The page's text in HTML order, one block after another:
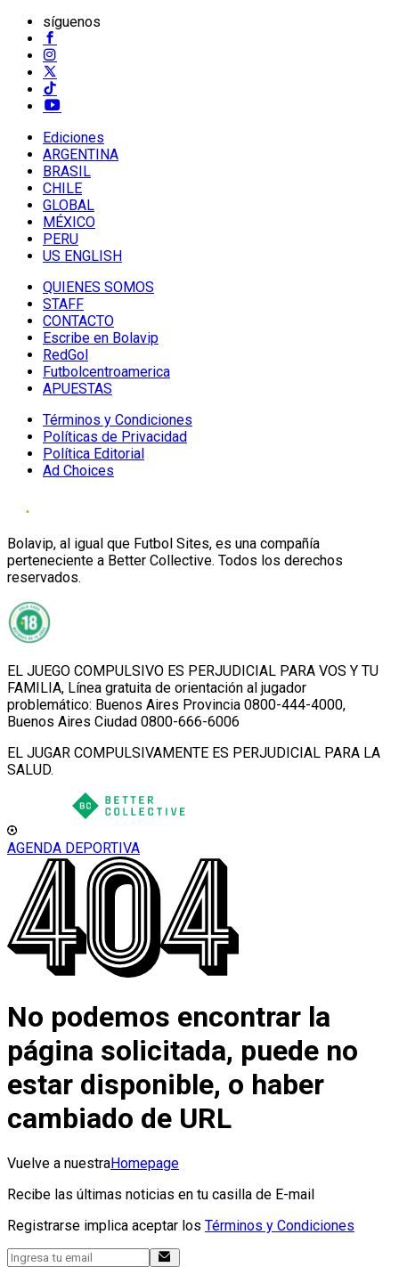
síguenos
Ediciones
ARGENTINA
BRASIL
CHILE
GLOBAL
MÉXICO
PERU
US ENGLISH
QUIENES SOMOS
STAFF
CONTACTO
Escribe en Bolavip
RedGol
Futbolcentroamerica
APUESTAS
Términos y Condiciones
Políticas de Privacidad
Política Editorial
Ad Choices
Bolavip, al igual que Futbol Sites, es una compañía
perteneciente a Better Collective. Todos los derechos
reservados.
EL JUEGO COMPULSIVO ES PERJUDICIAL PARA VOS Y TU
FAMILIA, Línea gratuita de orientación al jugador
problemático: Buenos Aires Provincia 0800-444-4000,
Buenos Aires Ciudad 0800-666-6006
EL JUGAR COMPULSIVAMENTE ES PERJUDICIAL PARA LA
SALUD.
AGENDA DEPORTIVA
No podemos encontrar la
página solicitada, puede no
estar disponible, o haber
cambiado de URL
Vuelve a nuestraHomepage
Recibe las últimas noticias en tu casilla de E-mail
Registrarse implica aceptar los Términos y Condiciones